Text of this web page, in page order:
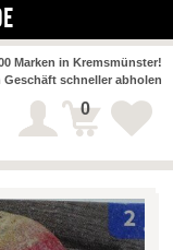
Marken in Kremsmünster!
schneller abholen
0